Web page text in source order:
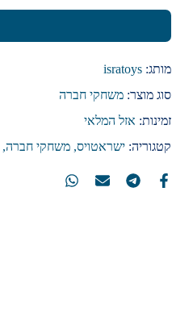
מותג: isratoys
סוג מוצר: משחקי חברה
זמינות: אזל המלאי
קטגוריה: ישראטויס משחקי חברה